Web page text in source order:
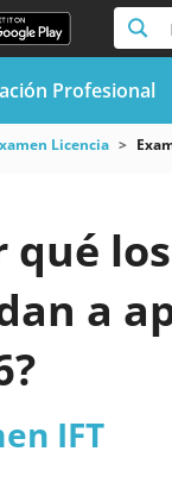
Profesional
Licencia
qué
a
IFT